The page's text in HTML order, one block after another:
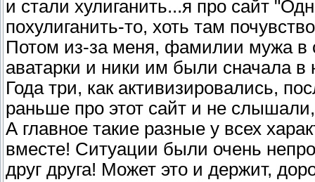
и стали хулиганить...я про сайт
похулиганить-то, хоть там
Потом из-за меня, фамилии мужа в
аватарки и ники им были сначала в
Года три, как активизировались,
раньше про этот сайт и не
А главное такие разные у всех
вместе! Ситуации были очень
друг друга! Может это и держит,